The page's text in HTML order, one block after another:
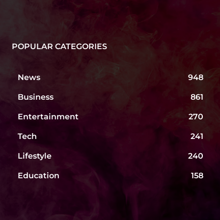
POPULAR CATEGORIES
News 948
Business 861
Entertainment 270
Tech 241
Lifestyle 240
Education 158